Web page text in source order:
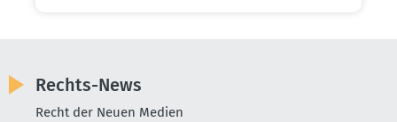
Rechts-News
Recht der Neuen Medien